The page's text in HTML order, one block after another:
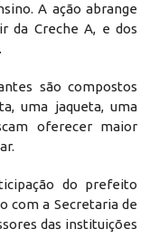
A ação abrange
da Creche A, e dos
são compostos
uma jaqueta, uma
oferecer maior
do prefeito
com a Secretaria de
das instituições